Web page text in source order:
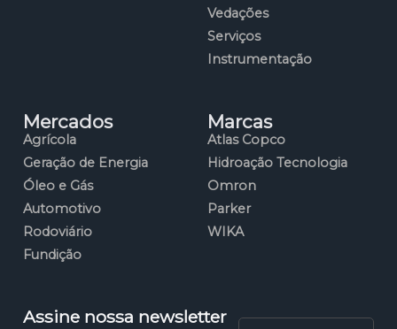
Vedações
Serviços
Instrumentação
Mercados
Agrícola
Geração de Energia
Óleo e Gás
Automotivo
Rodoviário
Fundição
Marcas
Atlas Copco
Hidroação Tecnologia
Omron
Parker
WIKA
Assine nossa newsletter